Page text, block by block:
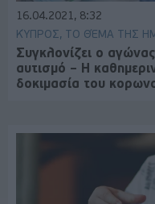
16.04.2021, 8:32
ΚΎΠΡΟΣ, ΤΟ ΘΈΜΑ ΤΗΣ
Συγκλονίζει ο
αυτισμό – Η
δοκιμασία του